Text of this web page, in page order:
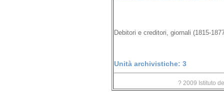
Debitori e creditori, giornali (1815-
Unità archivistiche: 3
? 2009 Istituto